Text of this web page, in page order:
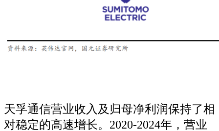
天孚通信营业收入及归母净利润保持了相
对稳定的高速增长。2020-2024年，营业